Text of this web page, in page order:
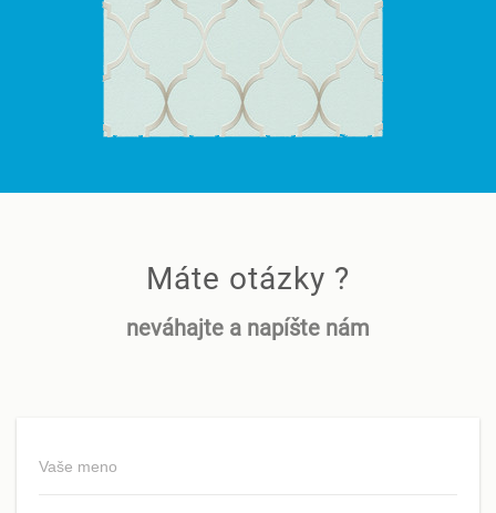
Máte otázky ?
neváhajte a napíšte nám